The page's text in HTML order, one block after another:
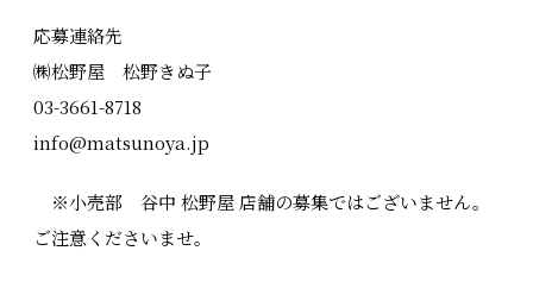
応募連絡先
㈱松野屋 松野きぬ子
03-3661-8718
info@matsunoya.jp
※小売部 谷中 松野屋 店舗の募集ではございません。
ご注意くださいませ。